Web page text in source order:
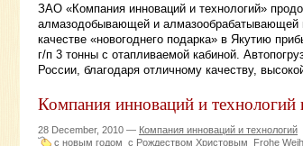
ЗАО «Компания инноваций и технологий»
алмазодобывающей и
качестве «новогоднего подарка» в Якутию
г/п 3 тонны с отапливаемой кабиной.
России, благодаря отличному качеству,
Компания инноваций и
28 December, 2010 — Компания инноваций и технологий
с новым годом с Рождеством Христовым Frohe